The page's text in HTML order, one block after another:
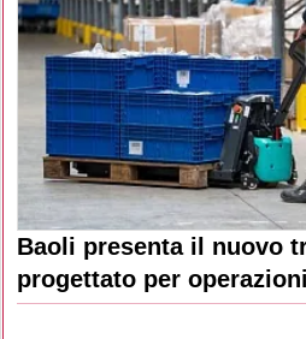
Baoli presenta il nuovo
progettato per